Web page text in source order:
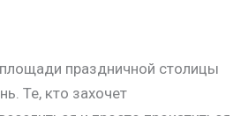
праздничной столицы
Те, кто захочет